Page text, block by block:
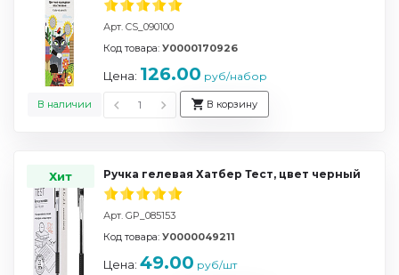
Арт. CS_090100
В наличии
Код товара: У0000170926
Цена: 126.00 руб/набор
В корзину
Хит Ручка гелевая Хатбер Тест, цвет черный
Арт. GP_085153
Код товара: У0000049211
Цена: 49.00 руб/шт